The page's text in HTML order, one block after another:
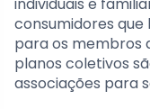
consumidores
para os membros
planos coletivos
associações para